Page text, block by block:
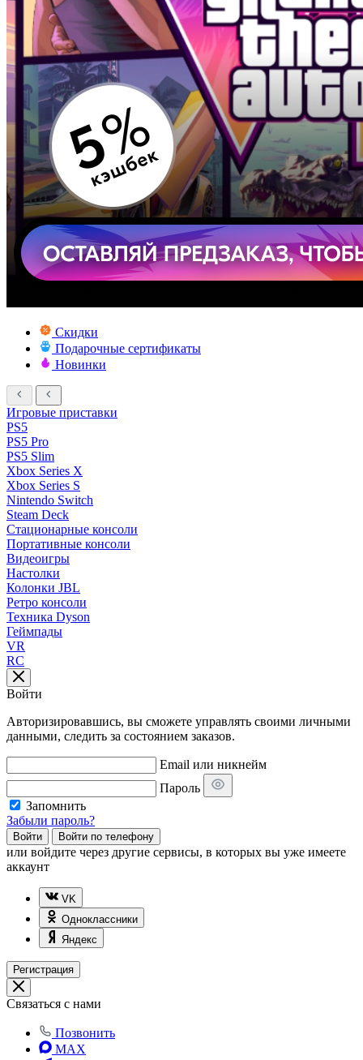
Скидки
Подарочные сертификаты
Новинки
Игровые приставки
PS5
PS5 Pro
PS5 Slim
Xbox Series X
Xbox Series S
Nintendo Switch
Steam Deck
Стационарные консоли
Портативные консоли
Видеоигры
Настолки
Колонки JBL
Ретро консоли
Техника Dyson
Геймпады
VR
RC
Войти
Авторизировавшись, вы сможете управлять своими личными
данными, следить за состоянием заказов.
Email или никнейм
Пароль
Запомнить
Забыли пароль?
Войти Войти по телефону
или войдите через другие сервисы, в которых вы уже имеете
аккаунт
VK
Одноклассники
Яндекс
Регистрация
Связаться с нами
Позвонить
MAX